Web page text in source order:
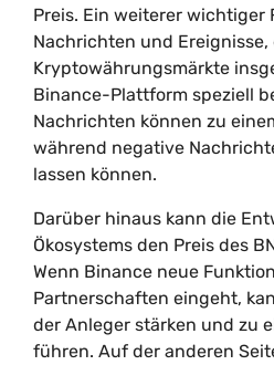
Preis. Ein weiterer wichtiger
Nachrichten und
Kryptowährungsmärkte
Binance-Plattform speziell
Nachrichten können zu
während negative
lassen können.
Darüber hinaus kann die
Ökosystems den Preis des
Wenn Binance neue
Partnerschaften eingeht,
der Anleger stärken und zu
führen. Auf der anderen